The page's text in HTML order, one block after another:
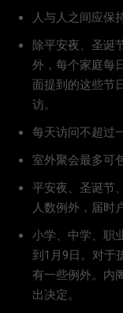
人与人之间应保
除平安夜、圣诞
外，每个家庭每
面提到的这些节
访。
每天访问不超过
室外聚会最多可
平安夜、圣诞节
人数例外，届时
小学、中学、职
到1月9日。对于
有一些例外。内
出决定。